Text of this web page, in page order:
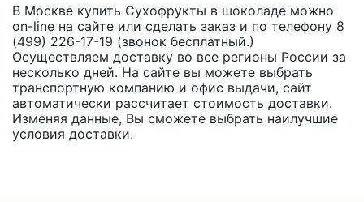
В Москве купить Сухофрукты в шоколаде можно
on-line на сайте или сделать заказ и по телефону 8
(499) 226-17-19 (звонок бесплатный.)
Осуществляем доставку во все регионы России за
несколько дней. На сайте вы можете выбрать
транспортную компанию и офис выдачи, сайт
автоматически рассчитает стоимость доставки.
Изменяя данные, Вы сможете выбрать наилучшие
условия доставки.